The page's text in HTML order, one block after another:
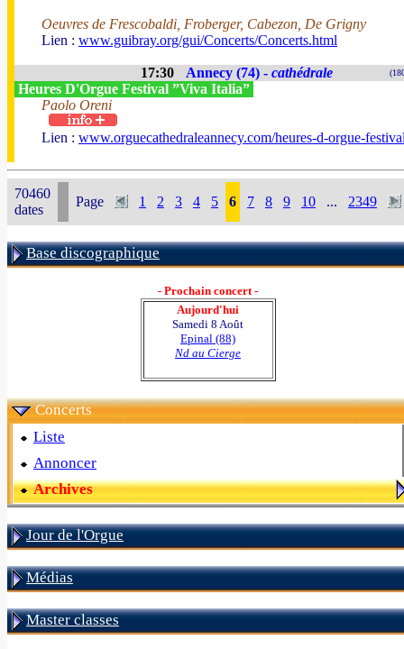
Oeuvres de Frescobaldi, Froberger, Cabezon, De Grigny
Lien : www.guibray.org/gui/Concerts/Concerts.html
17:30 Annecy (74) - cathédrale
Heures D'Orgue Festival ”Viva Italia”
Paolo Oreni
Lien : www.orguecathedraleannecy.com/heures-d-orgue-
70460
dates
Page 1 2 3 4 5 6 7 8 9 10 ... 2349
Base discographique
- Prochain concert -
Aujourd'hui
Samedi 8 Août
Epinal (88)
Nd au Cierge
Concerts
Liste
Annoncer
Archives
Jour de l'Orgue
Médias
Master classes